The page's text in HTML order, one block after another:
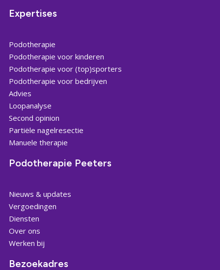
Expertises
Podotherapie
Podotherapie voor kinderen
Podotherapie voor (top)sporters
Podotherapie voor bedrijven
Advies
Loopanalyse
Second opinion
Partiële nagelresectie
Manuele therapie
Podotherapie Peeters
Nieuws & updates
Vergoedingen
Diensten
Over ons
Werken bij
Bezoekadres